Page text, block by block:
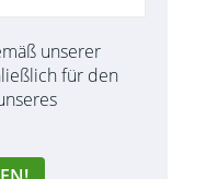
unserer
für den